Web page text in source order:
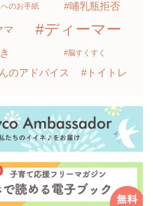
のお手紙 #哺乳瓶拒否
マ #ディーマー
#脳すくすく
のアドバイス #トイトレ